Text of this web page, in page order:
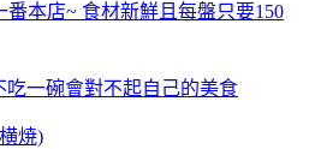
本店~ 食材新鮮且每盤只要150
一碗會對不起自己的美食
焼)